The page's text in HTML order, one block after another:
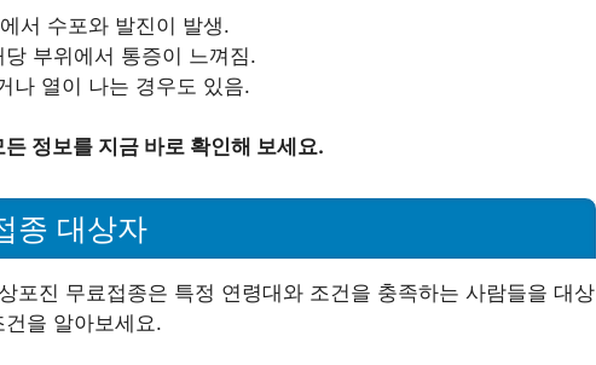
서 수포와 발진이 발생.
부위에서 통증이 느껴짐.
나 열이 나는 경우도 있음.
정보를 지금 바로 확인해 보세요.
종 대상자
포진 무료접종은 특정 연령대와 조건을 충족하는 사람들을 대상
을 알아보세요.